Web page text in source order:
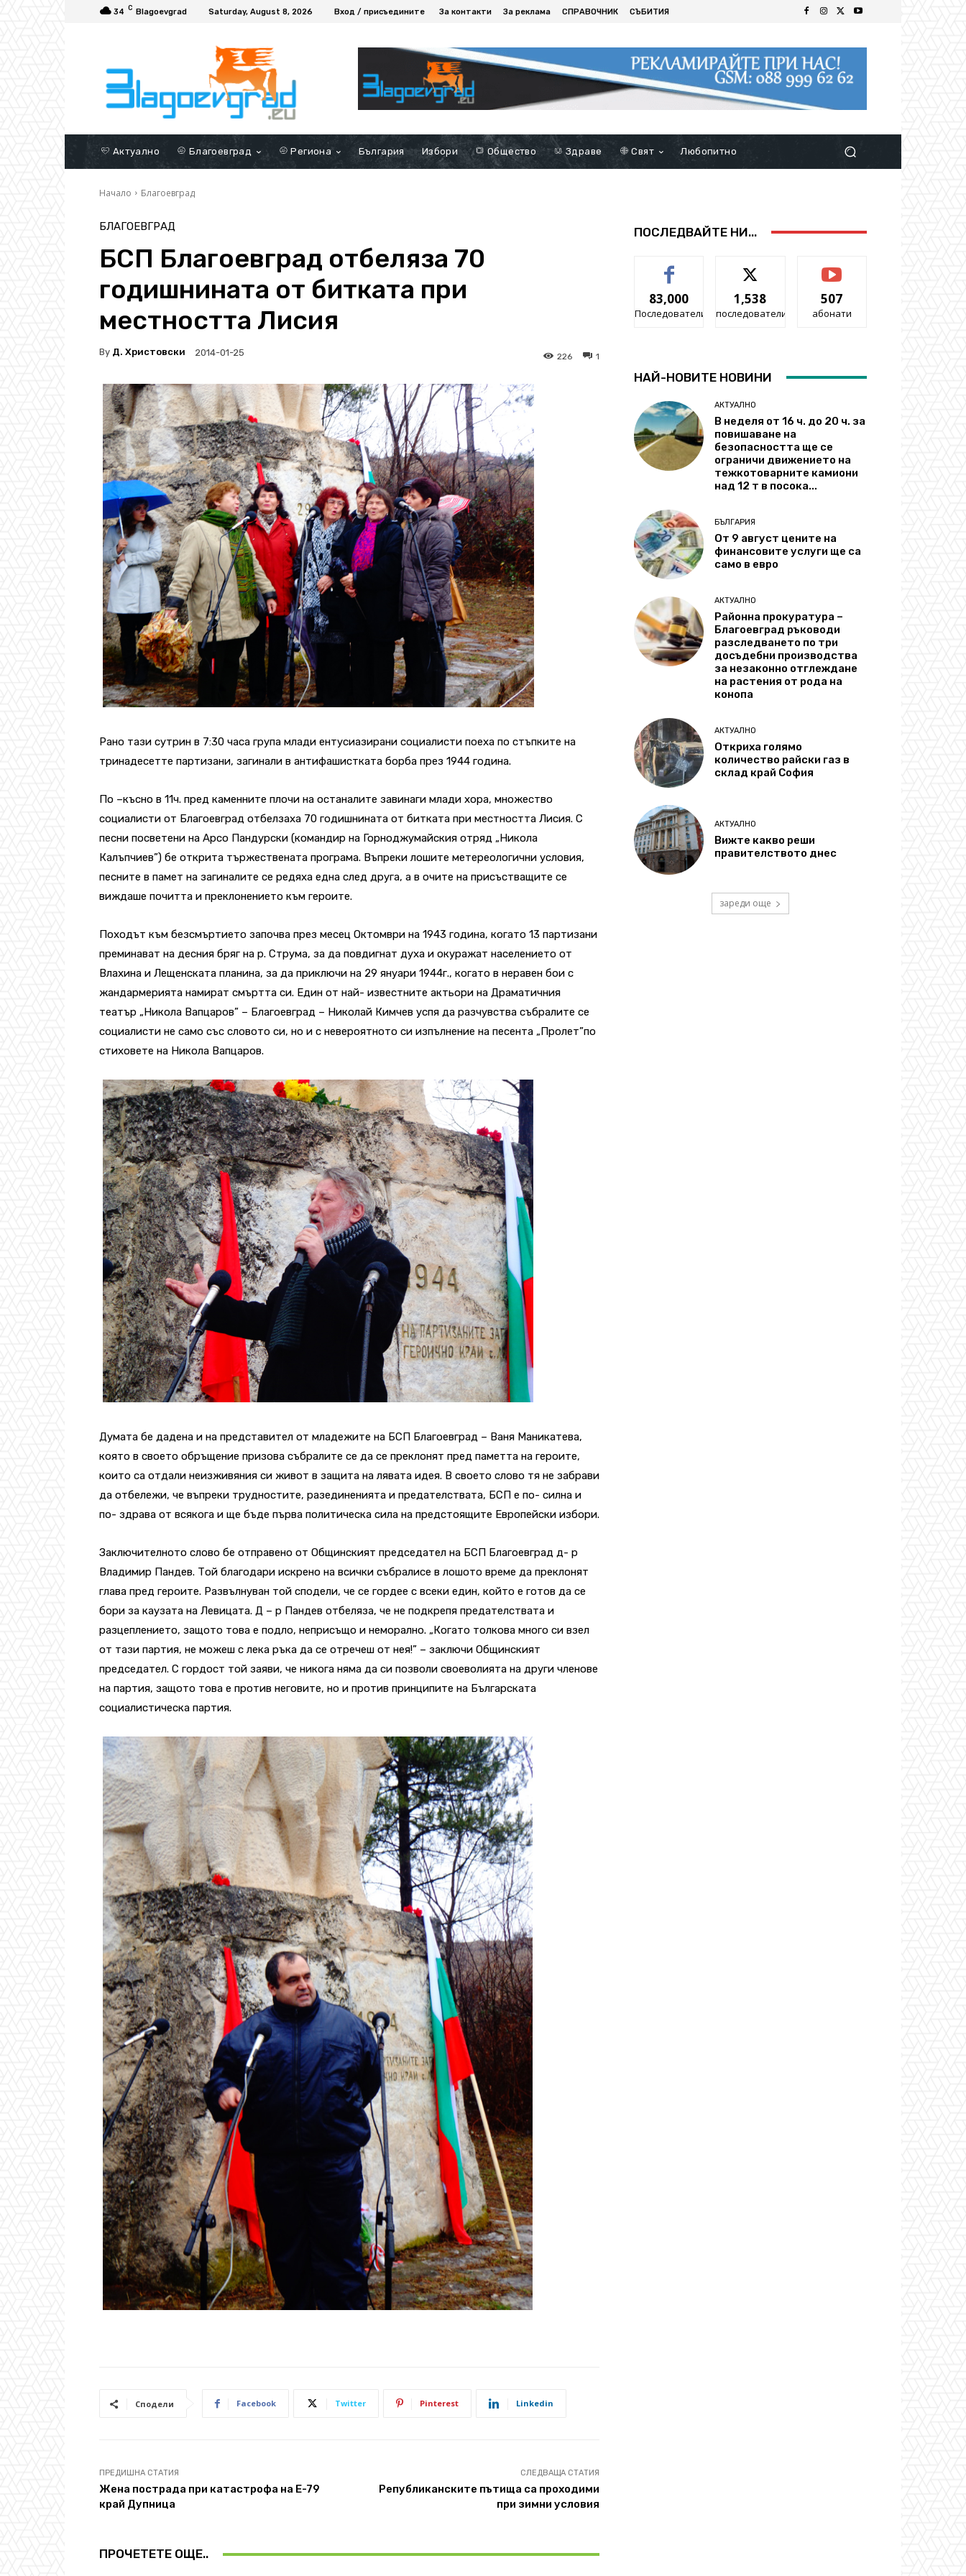
34 C Blagoevgrad Saturday, August 8, 2026 Вход / присъедините За контакти За реклама СПРАВОЧНИК СЪБИТИЯ
Актуално Благоевград Региона България Избори Общество Здраве Свят Любопитно
Начало Благоевград
БЛАГОЕВГРАД
БСП Благоевград отбеляза 70
годишнината от битката при
местността Лисия
By Д. Христовски 2014-01-25 1
226
Рано тази сутрин в 7:30 часа група млади ентусиазирани социалисти поеха по стъпките на
тринадесетте партизани, загинали в антифашистката борба през 1944 година.
По –късно в 11ч. пред каменните плочи на останалите завинаги млади хора, множество
социалисти от Благоевград отбелзаха 70 годишнината от битката при местността Лисия. С
песни посветени на Арсо Пандурски (командир на Горноджумайския отряд „Никола
Калъпчиев”) бе открита тържествената програма. Въпреки лошите метереологични условия,
песните в памет на загиналите се редяха една след друга, а в очите на присъстващите се
виждаше почитта и преклонението към героите.
Походът към безсмъртието започва през месец Октомври на 1943 година, когато 13 партизани
преминават на десния бряг на р. Струма, за да повдигнат духа и окуражат населението от
Влахина и Лещенската планина, за да приключи на 29 януари 1944г., когато в неравен бои с
жандармерията намират смъртта си. Един от най- известните актьори на Драматичния
театър „Никола Вапцаров” – Благоевград – Николай Кимчев успя да разчувства събралите се
социалисти не само със словото си, но и с невероятното си изпълнение на песента „Пролет”по
стиховете на Никола Вапцаров.
Думата бе дадена и на представител от младежите на БСП Благоевград – Ваня Маникатева,
която в своето обръщение призова събралите се да се преклонят пред паметта на героите,
които са отдали неизживяния си живот в защита на лявата идея. В своето слово тя не забрави
да отбележи, че въпреки трудностите, разединенията и предателствата, БСП е по- силна и
по- здрава от всякога и ще бъде първа политическа сила на предстоящите Европейски избори.
Заключителното слово бе отправено от Общинският председател на БСП Благоевград д- р
Владимир Пандев. Той благодари искрено на всички събралисе в лошото време да преклонят
глава пред героите. Развълнуван той сподели, че се гордее с всеки един, който е готов да се
бори за каузата на Левицата. Д – р Пандев отбеляза, че не подкрепя предателствата и
разцеплението, защото това е подло, неприсъщо и неморално. „Когато толкова много си взел
от тази партия, не можеш с лека ръка да се отречеш от нея!” – заключи Общинският
председател. С гордост той заяви, че никога няма да си позволи своеволията на други членове
на партия, защото това е против неговите, но и против принципите на Българската
социалистическа партия.
Сподели Facebook Twitter Pinterest Linkedin
ПРЕДИШНА СТАТИЯ
Жена пострада при катастрофа на Е-79
край Дупница
СЛЕДВАЩА СТАТИЯ
Републиканските пътища са проходими
при зимни условия
ПРОЧЕТЕТЕ ОЩЕ..
ПОСЛЕДВАЙТЕ НИ...
83,000
Последователи
1,538
последователи
507
абонати
НАЙ-НОВИТЕ НОВИНИ
АКТУАЛНО
В неделя от 16 ч. до 20 ч. за
повишаване на
безопасността ще се
ограничи движението на
тежкотоварните камиони
над 12 т в посока...
БЪЛГАРИЯ
От 9 август цените на
финансовите услуги ще са
само в евро
АКТУАЛНО
Районна прокуратура –
Благоевград ръководи
разследването по три
досъдебни производства
за незаконно отглеждане
на растения от рода на
конопа
АКТУАЛНО
Откриха голямо
количество райски газ в
склад край София
АКТУАЛНО
Вижте какво реши
правителството днес
зареди още